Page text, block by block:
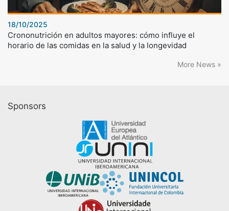
18/10/2025
Crononutrición en adultos mayores: cómo influye el
horario de las comidas en la salud y la longevidad
More News »
Sponsors